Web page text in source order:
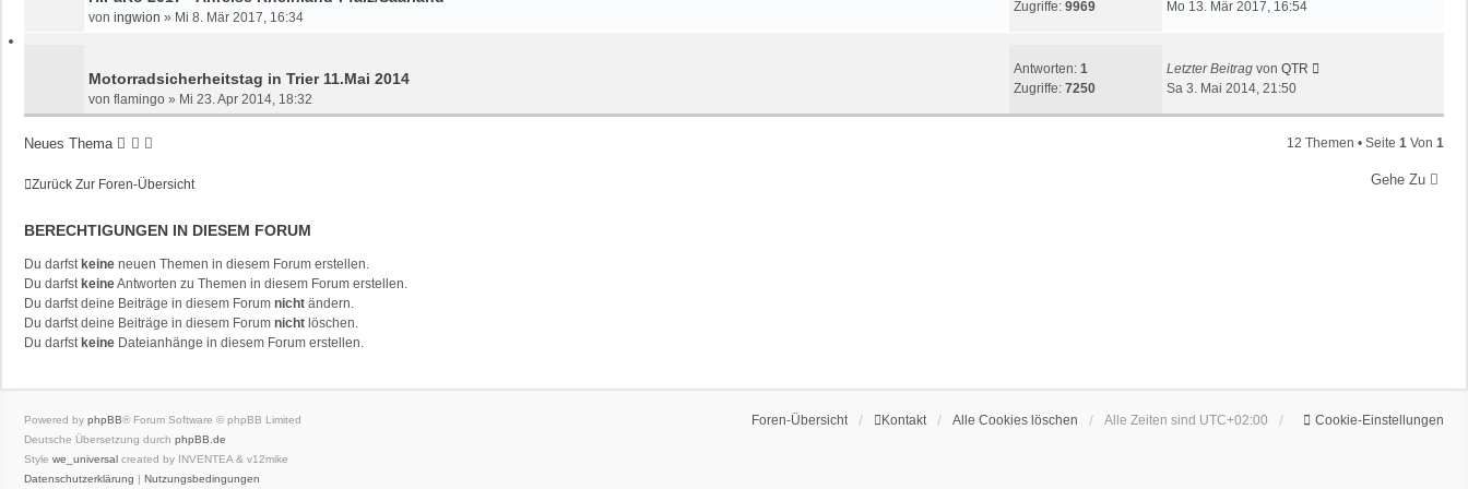
von ingwion » Mi 8. Mär 2017, 16:34
Zugriffe: 9969 Mo 13. Mär 2017, 16:54
Motorradsicherheitstag in Trier 11.Mai 2014
von flamingo » Mi 23. Apr 2014, 18:32
Antworten: 1
Zugriffe: 7250
Letzter Beitrag von QTR
Sa 3. Mai 2014, 21:50
Neues Thema 12 Themen • Seite 1 Von 1
Zurück Zur Foren-Übersicht Gehe Zu
BERECHTIGUNGEN IN DIESEM FORUM
Du darfst keine neuen Themen in diesem Forum erstellen.
Du darfst keineAntworten zu Themen in diesem Forum erstellen.
Du darfst deine Beiträge in diesem Forum nicht ändern.
Du darfst deine Beiträge in diesem Forum nicht löschen.
Du darfst keine Dateianhänge in diesem Forum erstellen.
Foren-Übersicht Kontakt Alle Cookies löschen Alle Zeiten sind UTC+02:00 Cookie-Einstellungen
Powered by phpBB® Forum Software © phpBB Limited
Deutsche Übersetzung durch phpBB.de
Style we_universal created by INVENTEA & v12mike
Datenschutzerklärung | Nutzungsbedingungen